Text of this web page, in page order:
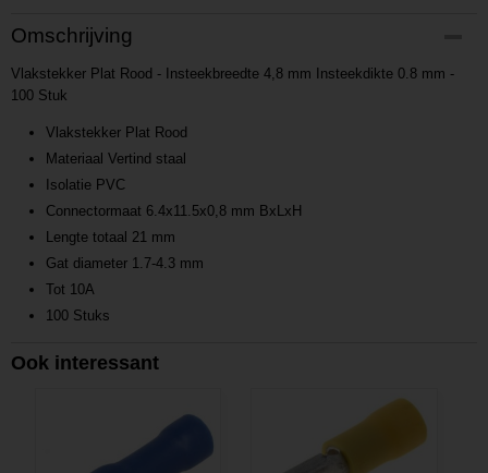
Productcode
P201709071511
Productcode leverancier
L201709071511
Omschrijving
Vlakstekker Plat Rood - Insteekbreedte 4,8 mm Insteekdikte 0.8 mm -
100 Stuk
Vlakstekker Plat Rood
Materiaal Vertind staal
Isolatie PVC
Connectormaat 6.4x11.5x0,8 mm BxLxH
Lengte totaal 21 mm
Gat diameter 1.7-4.3 mm
Tot 10A
100 Stuks
Ook interessant